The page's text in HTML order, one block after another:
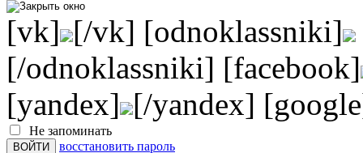
[vk] [/vk] [odnoklassniki]
[/odnoklassniki] [facebook]
[yandex] [/yandex]
Не запоминать
восстановить пароль